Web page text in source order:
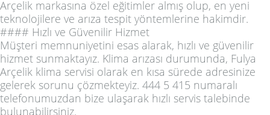
Arçelik markasına özel eğitimler almış olup, en yeni
teknolojilere ve arıza tespit yöntemlerine hakimdir.
#### Hızlı ve Güvenilir Hizmet
Müşteri memnuniyetini esas alarak, hızlı ve güvenilir
hizmet sunmaktayız. Klima arızası durumunda, Fulya
Arçelik klima servisi olarak en kısa sürede adresinize
gelerek sorunu çözmekteyiz. 444 5 415 numaralı
telefonumuzdan bize ulaşarak hızlı servis talebinde
bulunabilirsiniz.